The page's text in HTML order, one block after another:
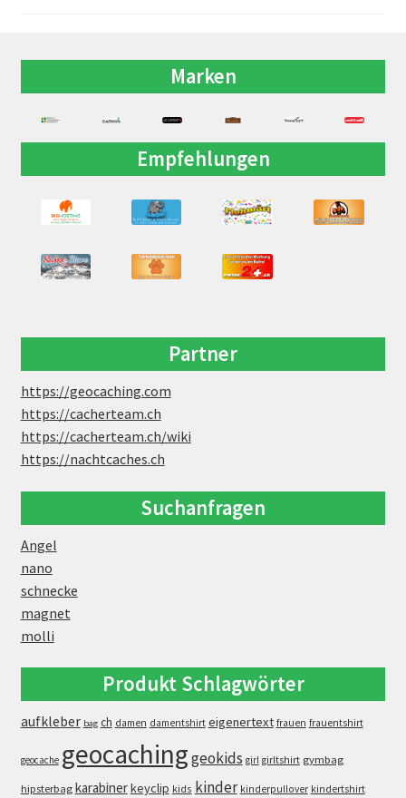
Marken
Empfehlungen
Partner
https://geocaching.com
https://cacherteam.ch
https://cacherteam.ch/wiki
https://nachtcaches.ch
Suchanfragen
Angel
nano
schnecke
magnet
molli
Produkt Schlagwörter
aufkleber bag ch damen damentshirt eigenertext frauen frauentshirt
geocache geocachinggeokids girl girltshirt gymbag
hipsterbag karabinerkeyclip kids kinder kinderpullover kindertshirt